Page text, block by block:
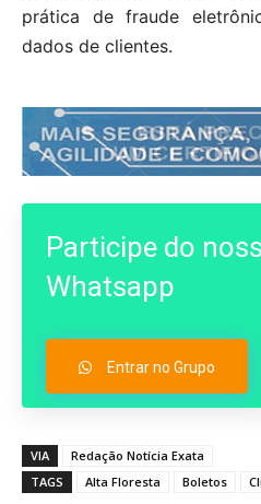
prática de fraude
dados de clientes.
Participe do
Whatsapp
Entrar no Grupo
VIA
Redação Notícia Exata
TAGS
Alta Floresta Boletos